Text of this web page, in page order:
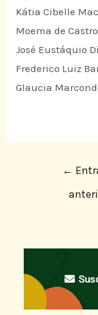
Kátia Cibelle
Moema de
José Eustáquio
Frederico Luiz
Glaucia
←